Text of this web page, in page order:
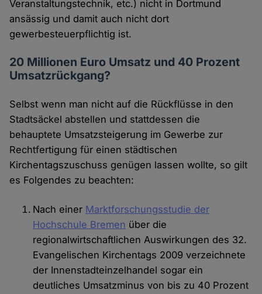
Veranstaltungstechnik, etc.) nicht in Dortmund
ansässig und damit auch nicht dort
gewerbesteuerpflichtig ist.
20 Millionen Euro Umsatz und 40 Prozent
Umsatzrückgang?
Selbst wenn man nicht auf die Rückflüsse in den
Stadtsäckel abstellen und stattdessen die
behauptete Umsatzsteigerung im Gewerbe zur
Rechtfertigung für einen städtischen
Kirchentagszuschuss genügen lassen wollte, so gilt
es Folgendes zu beachten:
Nach einer Marktforschungsstudie der
Hochschule Bremen über die
regionalwirtschaftlichen Auswirkungen des 32.
Evangelischen Kirchentags 2009 verzeichnete
der Innenstadteinzelhandel sogar ein
deutliches Umsatzminus von bis zu 40 Prozent